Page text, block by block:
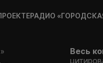
РАДИО
Весь